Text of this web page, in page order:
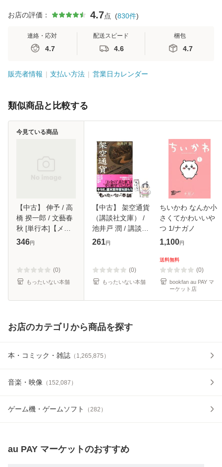
お店の評価： 4.7点 (830件)
連絡・応対
4.7
配送スピード
4.6
梱包
4.7
販売者情報 支払い方法 営業日カレンダー
類似商品と比較する
【中古】 伸予 / 高
橋 揆一郎 / 文藝春
秋 [単行本]【メー
ル便送料無料】
346円
(0)
もったいない本舗
今見ている商品
【中古】 架空通貨
（講談社文庫） /
池井戸 潤 / 講談社
[文庫]【メール便送
261円
(0)
もったいない本舗
ちいかわ なんか小
さくてかわいいや
つ 1/ナガノ
1,100円
送料無料
(0)
bookfan au PAY マ
ーケット店
お店のカテゴリから商品を探す
本・コミック・雑誌 （ 1,265,875 ）
音楽・映像 （ 152,087 ）
ゲーム機・ゲームソフト （282 ）
au PAY マーケットのおすすめ